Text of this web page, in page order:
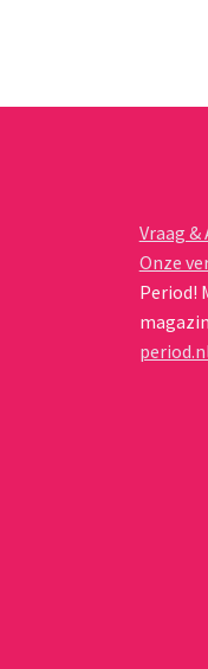
Vraag
Onze
Period!